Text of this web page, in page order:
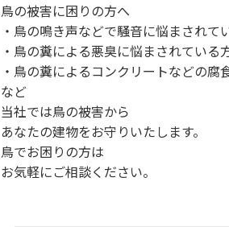
鳥の被害に困りの方へ
・鳥の鳴き声などで騒音に悩まされて
・鳥の糞による悪臭に悩まされている
・鳥の糞によるコンクリートなどの腐
など
当社では鳥の被害から
あなたの建物をお守りいたします。
鳥でお困りの方は
お気軽にご相談ください。